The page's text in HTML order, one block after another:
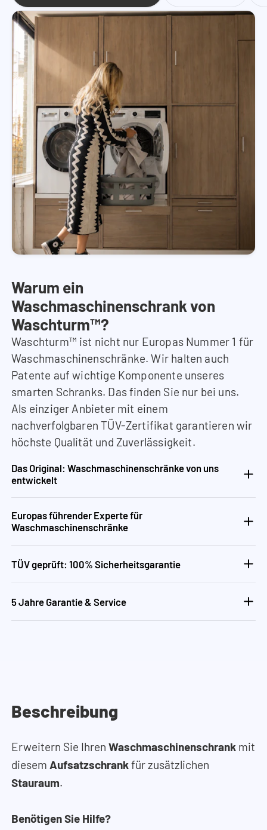
Warum ein
Waschmaschinenschrank von
Waschturm™?
Waschturm™ ist nicht nur Europas Nummer 1 für
Waschmaschinenschränke. Wir halten auch
Patente auf wichtige Komponente unseres
smarten Schranks. Das finden Sie nur bei uns.
Als einziger Anbieter mit einem
nachverfolgbaren TÜV-Zertifikat garantieren wir
höchste Qualität und Zuverlässigkeit.
Das Original: Waschmaschinenschränke von uns
entwickelt
Europas führender Experte für
Waschmaschinenschränke
TÜV geprüft: 100% Sicherheitsgarantie
5 Jahre Garantie & Service
Beschreibung
Erweitern Sie IhrenWaschmaschinenschrank mit
diesem Aufsatzschrankfür zusätzlichen
Stauraum.
Benötigen Sie Hilfe?